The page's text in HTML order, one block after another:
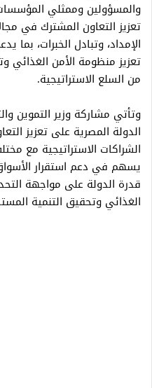
والمسؤولين وممثلي
تعزيز التعاون المشترك في
الإمداد، وتبادل الخبرات،
تعزيز منظومة الأمن الغذائي
من السلع الاستراتيجية.
وتأتي مشاركة وزير التموين
الدولة المصرية على تعزيز
الشراكات الاستراتيجية مع
يسهم في دعم استقرار
قدرة الدولة على مواجهة
الغذائي وتحقيق التنمية